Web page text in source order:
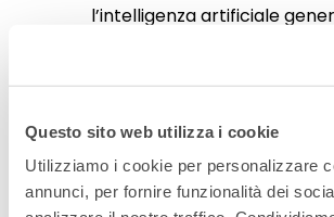
Questo sito web utilizza i cookie
Utilizziamo i cookie per personalizzare
annunci, per fornire funzionalità dei
l’intelligenza artificiale
Midjouney e Runway gen2
Photoshop per impostare
di comunicazione.